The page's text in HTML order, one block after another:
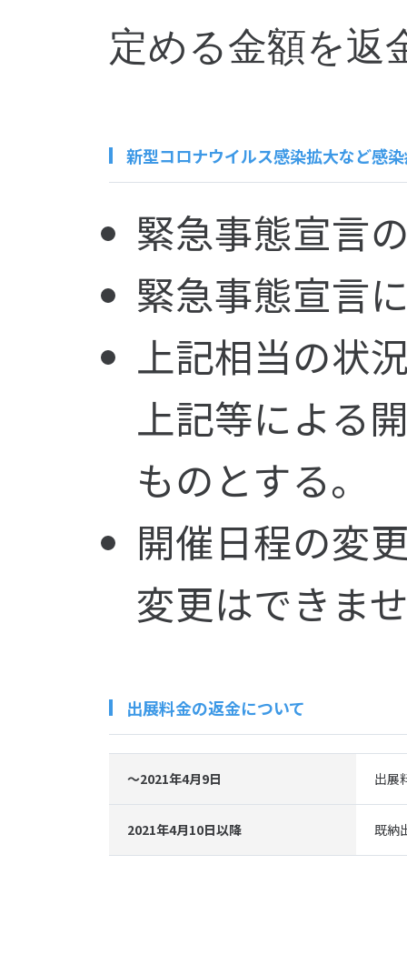
定める金額を返
新型コロナウイルス感染拡大など感
緊急事態宣言
緊急事態宣言
上記相当の状
上記等による
ものとする。
開催日程の変
変更はできま
出展料金の返金について
〜2021年4月9日 出展
2021年4月10日以降 既納